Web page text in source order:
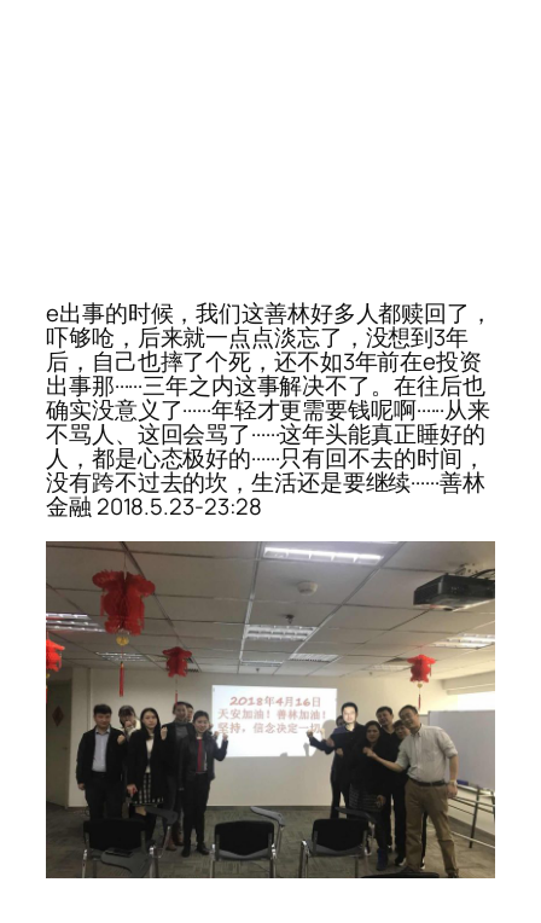
e出事的时候，我们这善林好多人都赎回了，
吓够呛，后来就一点点淡忘了，没想到3年
后，自己也摔了个死，还不如3年前在e投资
出事那······三年之内这事解决不了。在往后也
确实没意义了······年轻才更需要钱呢啊······从来
不骂人、这回会骂了······这年头能真正睡好的
人，都是心态极好的······只有回不去的时间，
没有跨不过去的坎，生活还是要继续······善林
金融 2018.5.23-23:28